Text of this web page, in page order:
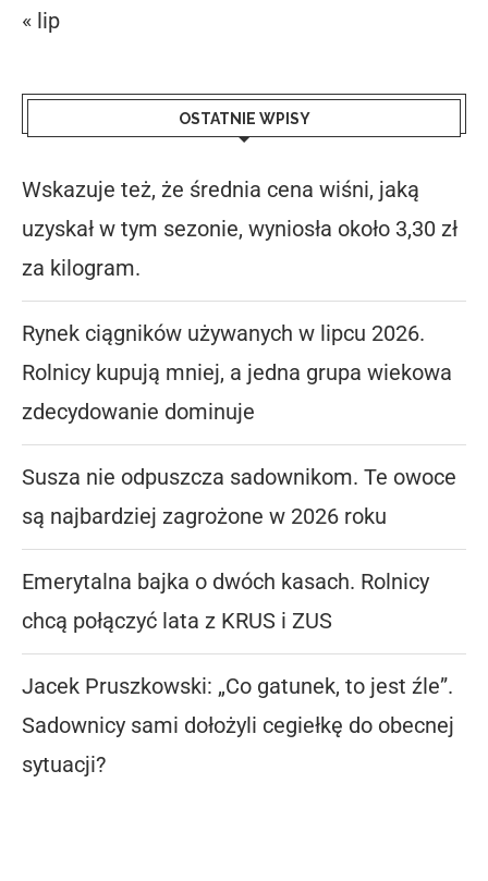
« lip
OSTATNIE WPISY
Wskazuje też, że średnia cena wiśni, jaką
uzyskał w tym sezonie, wyniosła około 3,30 zł
za kilogram.
Rynek ciągników używanych w lipcu 2026.
Rolnicy kupują mniej, a jedna grupa wiekowa
zdecydowanie dominuje
Susza nie odpuszcza sadownikom. Te owoce
są najbardziej zagrożone w 2026 roku
Emerytalna bajka o dwóch kasach. Rolnicy
chcą połączyć lata z KRUS i ZUS
Jacek Pruszkowski: „Co gatunek, to jest źle”.
Sadownicy sami dołożyli cegiełkę do obecnej
sytuacji?